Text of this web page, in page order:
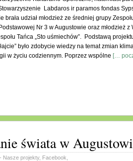
Labdaros ir paramos fondas
udział młodzież ze średniej grupy
Podstawowej Nr 3 w Augustowie oraz młodzież
Tańca „Sto uśmiechów”. Podstawą
było zdobycie wiedzy na temat zmian
w życiu codziennym. Poprzez wspólne […
świata w
Nasze projekty, Facebook